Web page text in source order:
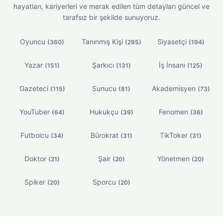
hayatları, kariyerleri ve merak edilen tüm detayları güncel ve
tarafsız bir şekilde sunuyoruz.
Oyuncu (360) Tanınmış Kişi (295) Siyasetçi (194)
Yazar (151) Şarkıcı (131) İş İnsanı (125)
Gazeteci (115) Sunucu (81) Akademisyen (73)
YouTuber (64) Hukukçu (39) Fenomen (36)
Futbolcu (34) Bürokrat (31) TikToker (31)
Doktor (21) Şair (20) Yönetmen (20)
Spiker (20) Sporcu (20)